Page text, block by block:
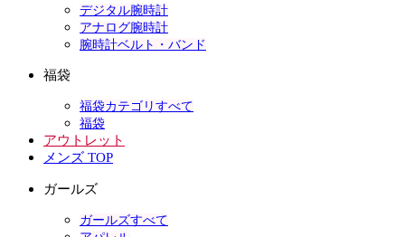
デジタル腕時計
アナログ腕時計
腕時計ベルト・バンド
福袋
福袋カテゴリすべて
福袋
アウトレット
メンズ TOP
ガールズ
ガールズすべて